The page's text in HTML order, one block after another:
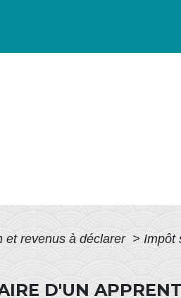
et revenus à déclarer > Impôt
D'UN